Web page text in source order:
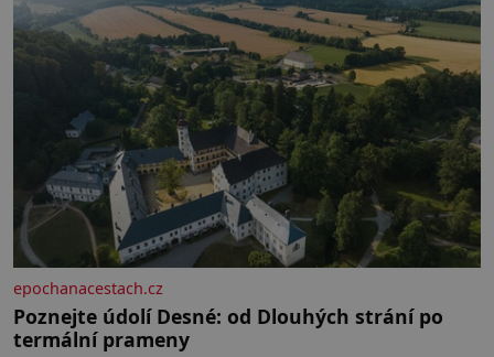
epochanacestach.cz
Poznejte údolí Desné: od Dlouhých strání po
termální prameny